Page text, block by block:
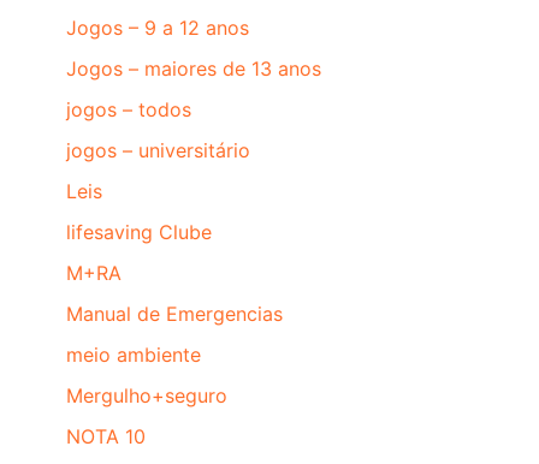
Jogos – 9 a 12 anos
Jogos – maiores de 13 anos
jogos – todos
jogos – universitário
Leis
lifesaving Clube
M+RA
Manual de Emergencias
meio ambiente
Mergulho+seguro
NOTA 10